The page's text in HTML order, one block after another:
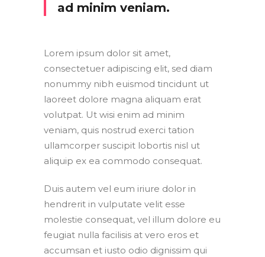
ad minim veniam.
Lorem ipsum dolor sit amet,
consectetuer adipiscing elit, sed diam
nonummy nibh euismod tincidunt ut
laoreet dolore magna aliquam erat
volutpat. Ut wisi enim ad minim
veniam, quis nostrud exerci tation
ullamcorper suscipit lobortis nisl ut
aliquip ex ea commodo consequat.
Duis autem vel eum iriure dolor in
hendrerit in vulputate velit esse
molestie consequat, vel illum dolore eu
feugiat nulla facilisis at vero eros et
accumsan et iusto odio dignissim qui